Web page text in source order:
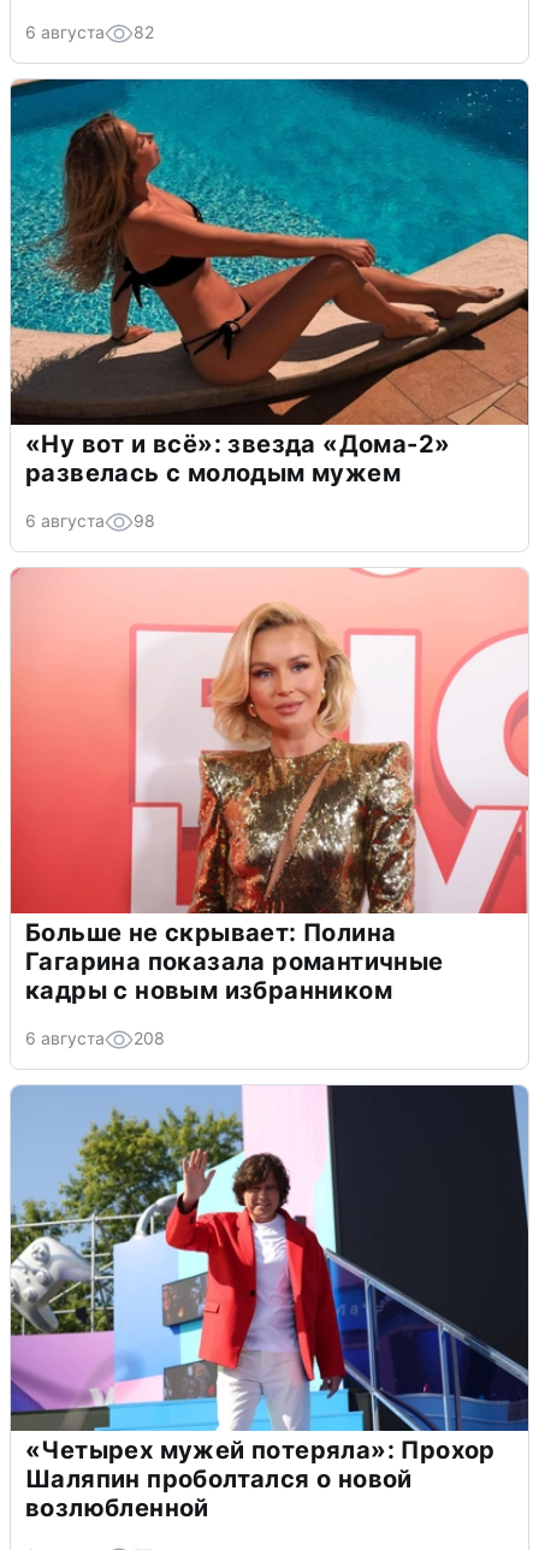
6 августа 82
«Ну вот и всё»: звезда «Дома-2»
развелась с молодым мужем
6 августа 98
Больше не скрывает: Полина
Гагарина показала романтичные
кадры с новым избранником
6 августа 208
«Четырех мужей потеряла»: Прохор
Шаляпин проболтался о новой
возлюбленной